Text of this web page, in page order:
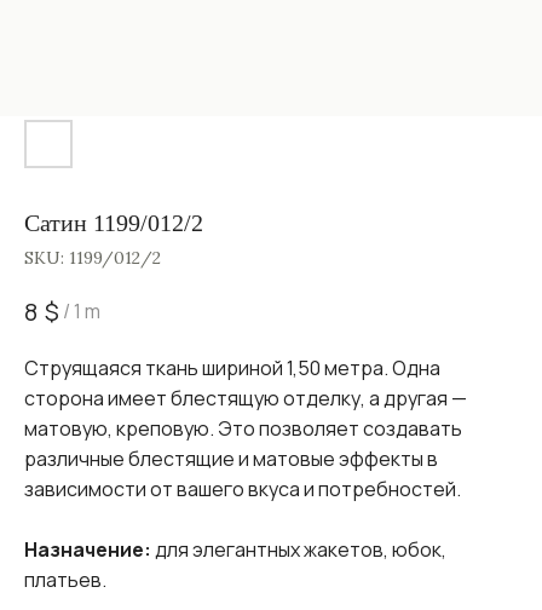
Сатин 1199/012/2
SKU: 1199/012/2
8 $ / 1 m
Струящаяся ткань шириной 1,50 метра. Одна
сторона имеет блестящую отделку, а другая —
матовую, креповую. Это позволяет создавать
различные блестящие и матовые эффекты в
зависимости от вашего вкуса и потребностей.
Назначение: для элегантных жакетов, юбок,
платьев.